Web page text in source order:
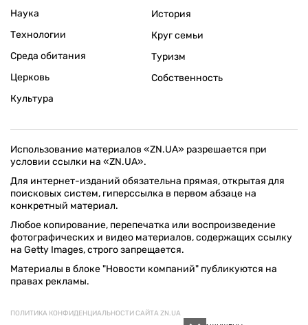
Наука
Технологии
Среда обитания
Церковь
Культура
История
Круг семьи
Туризм
Собственность
Использование материалов «ZN.UA» разрешается при
условии ссылки на «ZN.UA».
Для интернет-изданий обязательна прямая, открытая для
поисковых систем, гиперссылка в первом абзаце на
конкретный материал.
Любое копирование, перепечатка или воспроизведение
фотографических и видео материалов, содержащих ссылку
на Getty Images, строго запрещается.
Материалы в блоке "Новости компаний" публикуются на
правах рекламы.
ПОЛИТИКА КОНФИДЕНЦИАЛЬНОСТИ САЙТА ZN.UA